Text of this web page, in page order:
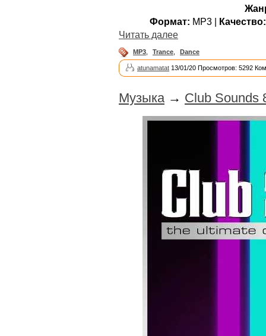
Формат: MP3 | Качество:
Читать далее
MP3 Trance Dance
atunamatat 13/01/20 Просмотров: 5292
Музыка→ Club Sounds